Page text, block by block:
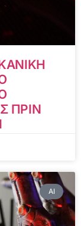
ΠΡΙΝ
AI